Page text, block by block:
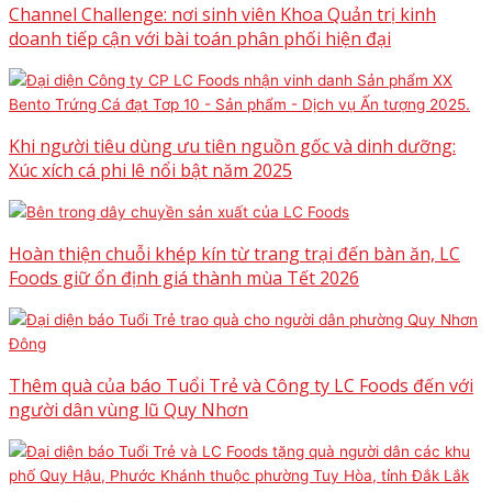
Channel Challenge: nơi sinh viên Khoa Quản trị kinh
doanh tiếp cận với bài toán phân phối hiện đại
Khi người tiêu dùng ưu tiên nguồn gốc và dinh dưỡng:
Xúc xích cá phi lê nổi bật năm 2025
Hoàn thiện chuỗi khép kín từ trang trại đến bàn ăn, LC
Foods giữ ổn định giá thành mùa Tết 2026
Thêm quà của báo Tuổi Trẻ và Công ty LC Foods đến với
người dân vùng lũ Quy Nhơn